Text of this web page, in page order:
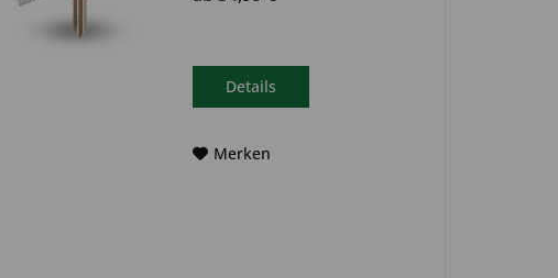
gleicht. Ablauf -
Autoschlüssel inkl....
Details
Merken